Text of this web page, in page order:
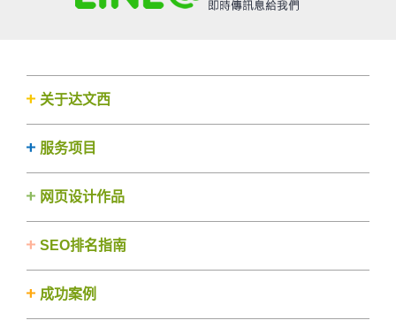
关于达文西
服务项目
网页设计作品
SEO排名指南
成功案例